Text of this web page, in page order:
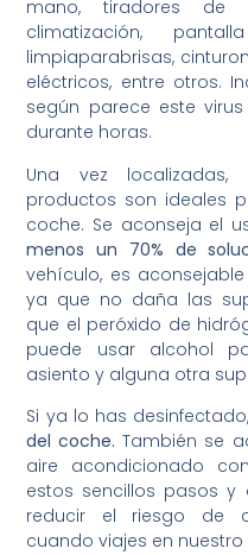
mano, tiradores de
climatización,
limpiaparabrisas,
eléctricos, entre otros.
según parece este
durante horas.
Una vez
productos son ideales
coche. Se aconseja el
menos un 70% de
vehículo, es
ya que no daña las
que el peróxido de
puede usar alcohol
asiento y alguna otra
Si ya lo has
del coche. También se
aire acondicionado
estos sencillos pasos y
reducir el riesgo de
cuando viajes en nuestro